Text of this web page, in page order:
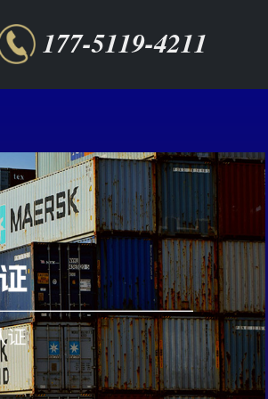
177-5119-4211